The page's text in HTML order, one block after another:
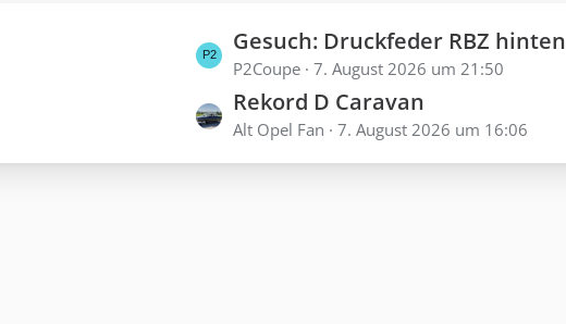
e
i
t
r
ä
g
L
e
t
z
t
Gesuch: Druckfeder RBZ hinten 5 50 258 Rekord P2 u. A
P2Coupe 7. August 2026 um 21:50
Rekord D Caravan
Alt Opel Fan 7. August 2026 um 16:06